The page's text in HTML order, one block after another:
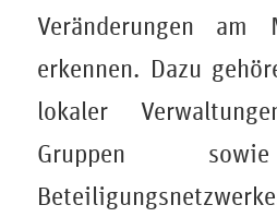
Veränderungen am
erkennen. Dazu
lokaler
Gruppen